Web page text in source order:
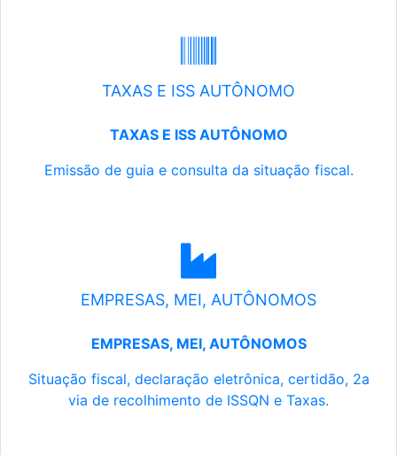
TAXAS E ISS AUTÔNOMO
TAXAS E ISS AUTÔNOMO
Emissão de guia e consulta da situação fiscal.
EMPRESAS, MEI, AUTÔNOMOS
EMPRESAS, MEI, AUTÔNOMOS
Situação fiscal, declaração eletrônica, certidão, 2a
via de recolhimento de ISSQN e Taxas.